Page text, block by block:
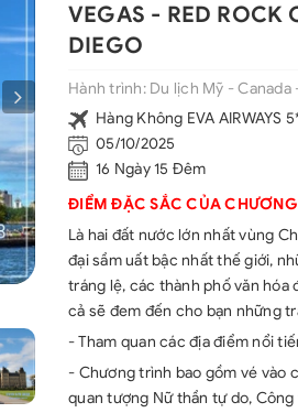
VEGAS - RED ROCK
DIEGO
Hành trình:Du lịch Mỹ - Canada
Hàng Không EVA AIRWAYS
05/10/2025
16 Ngày 15 Đêm
ĐIỂM ĐẶC SẮC CỦA CHƯƠNG
Là hai đất nước lớn nhất vùng
đại sầm uất bậc nhất thế giới,
tráng lệ, các thành phố văn hóa
cả sẽ đem đến cho bạn những
- Tham quan các địa điểm nổi
- Chương trình bao gồm vé vào
quan tượng Nữ thần tự do, Công